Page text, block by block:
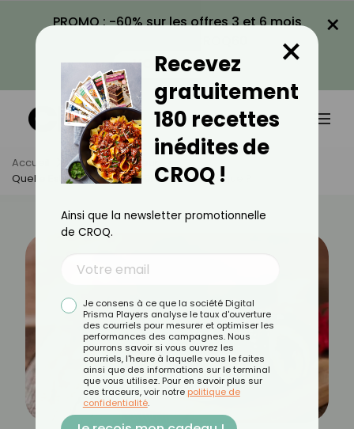
PROMO : -60% sur les offres 3 et 6 mois
VOIR LA PROMO
×
Accueil Actus
Minceur
Quelle Est La Bûche De Noël La Plus Calorique ?
Recevez
gratuitement
180 recettes
inédites de
CROQ !
×
Ainsi que la newsletter promotionnelle
de CROQ.
Je consens à ce que la société Digital
Prisma Players analyse le taux d'ouverture
des courriels pour mesurer et optimiser les
performances des campagnes. Nous
pourrons savoir si vous ouvrez les
courriels, l'heure à laquelle vous le faites
ainsi que des informations sur le terminal
que vous utilisez. Pour en savoir plus sur
ces traceurs, voir notre politique de
confidentialité.